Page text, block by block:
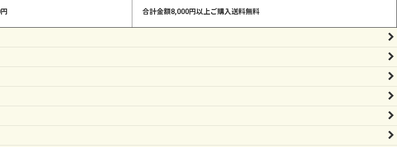
合計金額8,000円以上ご購入送料無料